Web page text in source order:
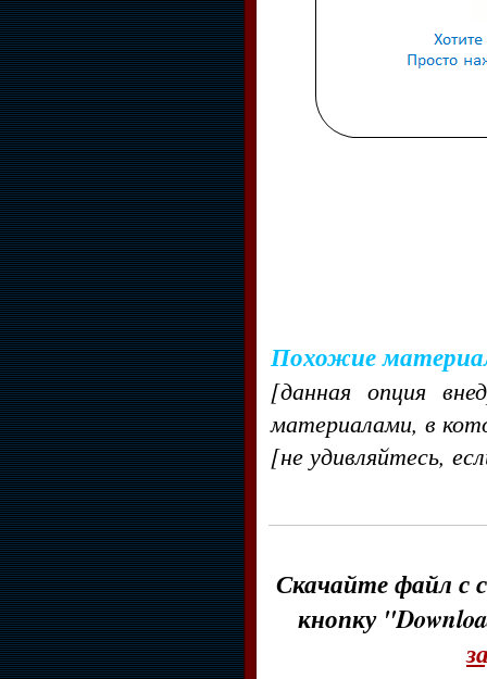
Похожие
[данная опция
материалами, в
[не удивляйтесь,
Скачайте файл с
кнопку